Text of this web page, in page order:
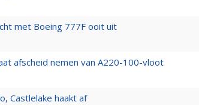
met Boeing 777F ooit uit
afscheid nemen van A220-100-vloot
Castlelake haakt af